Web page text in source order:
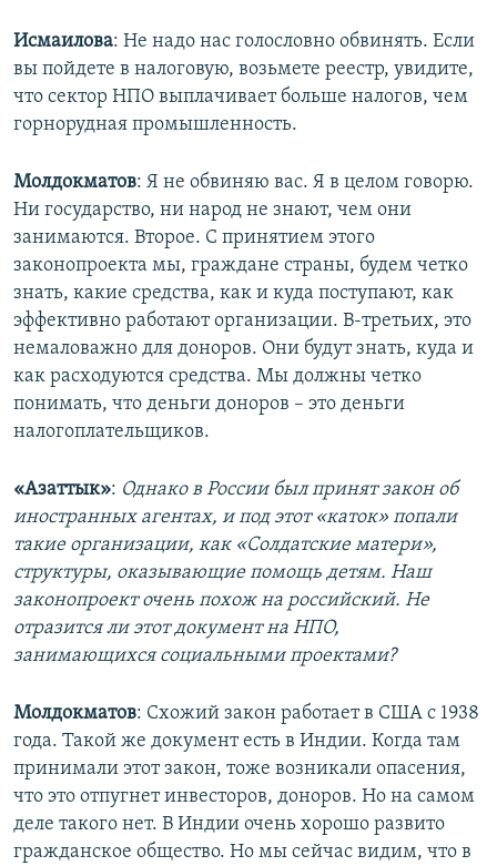
Исмаилова: Не надо нас голословно обвинять. Если
вы пойдете в налоговую, возьмете реестр, увидите,
что сектор НПО выплачивает больше налогов, чем
горнорудная промышленность.
Молдокматов: Я не обвиняю вас. Я в целом говорю.
Ни государство, ни народ не знают, чем они
занимаются. Второе. С принятием этого
законопроекта мы, граждане страны, будем четко
знать, какие средства, как и куда поступают, как
эффективно работают организации. В-третьих, это
немаловажно для доноров. Они будут знать, куда и
как расходуются средства. Мы должны четко
понимать, что деньги доноров – это деньги
налогоплательщиков.
«Азаттык»: Однако в России был принят закон об
иностранных агентах, и под этот «каток» попали
такие организации, как «Солдатские матери»,
структуры, оказывающие помощь детям. Наш
законопроект очень похож на российский. Не
отразится ли этот документ на НПО,
занимающихся социальными проектами?
Молдокматов: Схожий закон работает в США с 1938
года. Такой же документ есть в Индии. Когда там
принимали этот закон, тоже возникали опасения,
что это отпугнет инвесторов, доноров. Но на самом
деле такого нет. В Индии очень хорошо развито
гражданское общество. Но мы сейчас видим, что в